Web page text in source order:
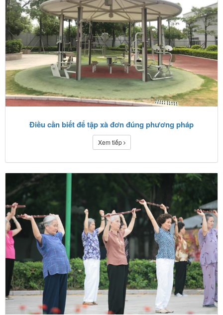
Điều cần biết để tập xà đơn đúng phương pháp
Xem tiếp